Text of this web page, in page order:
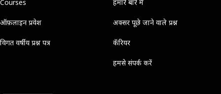
Courses
ऑफ़लाइन प्रवेश
विगत वर्षीय प्रश्न पत्र
हमारे बारे में
अक्सर पूछे जाने वाले प्रश्न
कॅरियर
हमसे संपर्क करें